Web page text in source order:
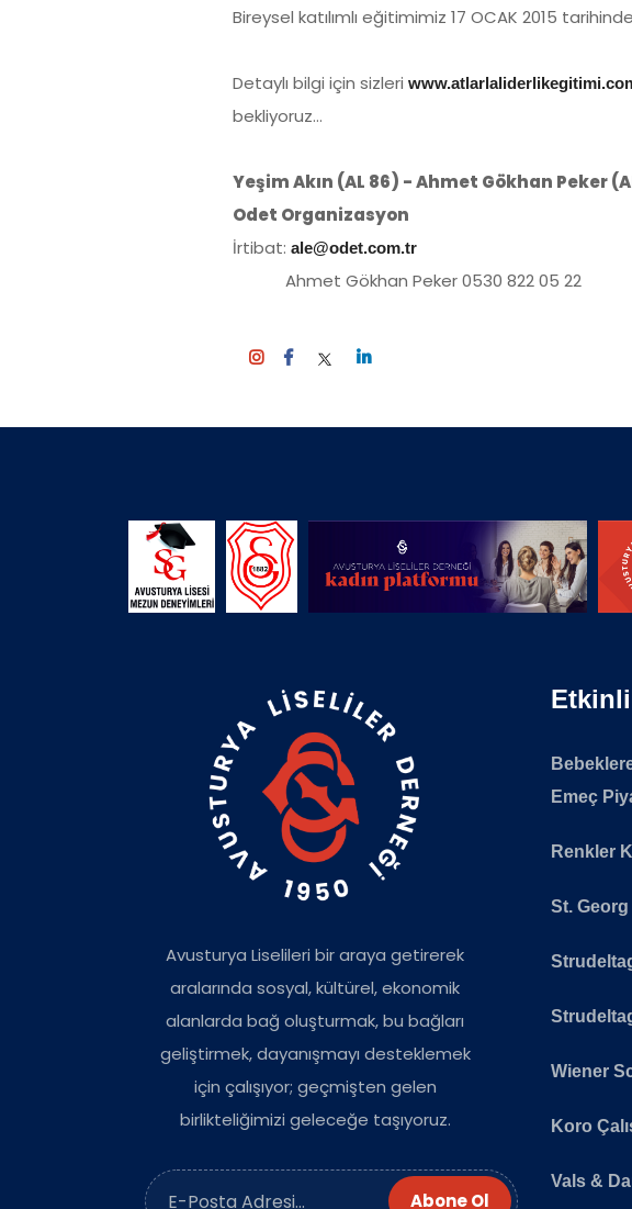
Bireysel katılımlı eğitimimiz 17 OCAK 2015
Detaylı bilgi için sizleri
bekliyoruz…
Yeşim Akın (AL 86) - Ahmet Gökhan Peker
Odet Organizasyon
İrtibat: ale@odet.com.tr
Ahmet Gökhan Peker 0530 822 05 22
Avusturya Liselileri bir araya getirerek
aralarında sosyal, kültürel, ekonomik
alanlarda bağ oluşturmak, bu bağları
geliştirmek, dayanışmayı desteklemek
için çalışıyor; geçmişten gelen
birlikteliğimizi geleceğe taşıyoruz.
Abone Ol
Emeç
Renkler
St.
Wiener
Koro
Vals &